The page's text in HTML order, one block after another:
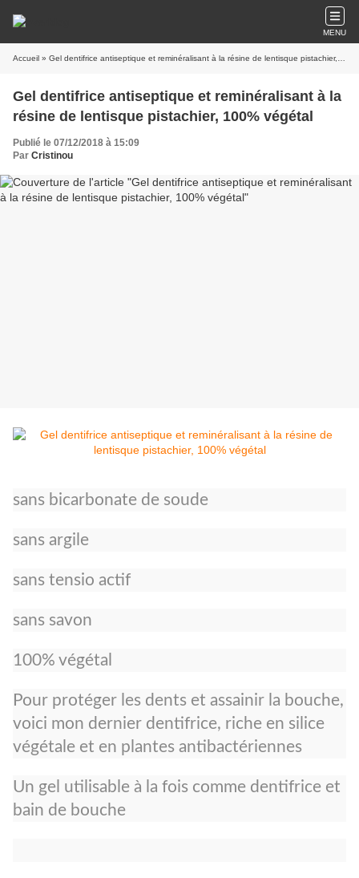
MENU
Accueil » Gel dentifrice antiseptique et reminéralisant à la résine de lentisque pistachier, 100% végétal
Gel dentifrice antiseptique et reminéralisant à la
résine de lentisque pistachier, 100% végétal
Publié le 07/12/2018 à 15:09
Par Cristinou
sans bicarbonate de soude
sans argile
sans tensio actif
sans savon
100% végétal
Pour protéger les dents et assainir la bouche,
voici mon dernier dentifrice, riche en silice
végétale et en plantes antibactériennes
Un gel utilisable à la fois comme dentifrice et
bain de bouche